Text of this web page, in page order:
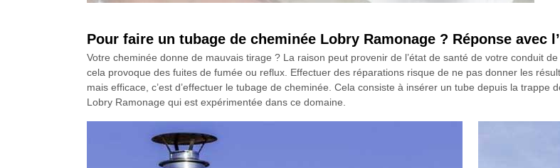
Pour faire un tubage de cheminée Lobry Ramonage ? Réponse avec
Votre cheminée donne de mauvais tirage ? La raison peut provenir de l’état de santé de votre conduit
cela provoque des fuites de fumée ou reflux. Effectuer des réparations risque de ne pas donner les
mais efficace, c’est d’effectuer le tubage de cheminée. Cela consiste à insérer un tube depuis la trappe
Lobry Ramonage qui est expérimentée dans ce domaine.